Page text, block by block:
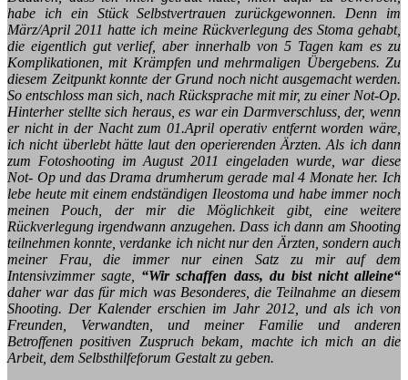
habe ich ein Stück Selbstvertrauen zurückgewonnen. Denn im
März/April 2011 hatte ich meine Rückverlegung des Stoma gehabt,
die eigentlich gut verlief, aber innerhalb von 5 Tagen kam es zu
Komplikationen, mit Krämpfen und mehrmaligen Übergebens. Zu
diesem Zeitpunkt konnte der Grund noch nicht ausgemacht werden.
So entschloss man sich, nach Rücksprache mit mir, zu einer Not-Op.
Hinterher stellte sich heraus, es war ein Darmverschluss, der, wenn
er nicht in der Nacht zum 01.April operativ entfernt worden wäre,
ich nicht überlebt hätte laut den operierenden Ärzten. Als ich dann
zum Fotoshooting im August 2011 eingeladen wurde, war diese
Not- Op und das Drama drumherum gerade mal 4 Monate her. Ich
lebe heute mit einem endständigen Ileostoma und habe immer noch
meinen Pouch, der mir die Möglichkeit gibt, eine weitere
Rückverlegung irgendwann anzugehen. Dass ich dann am Shooting
teilnehmen konnte, verdanke ich nicht nur den Ärzten, sondern auch
meiner Frau, die immer nur einen Satz zu mir auf dem
Intensivzimmer sagte, “Wir schaffen dass, du bist nicht alleine“
daher war das für mich was Besonderes, die Teilnahme an diesem
Shooting. Der Kalender erschien im Jahr 2012, und als ich von
Freunden, Verwandten, und meiner Familie und anderen
Betroffenen positiven Zuspruch bekam, machte ich mich an die
Arbeit, dem Selbsthilfeforum Gestalt zu geben.